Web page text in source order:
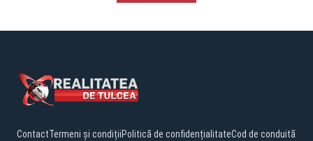
ContactTermeni și condițiiPolitică de confidențialitateCod de conduită